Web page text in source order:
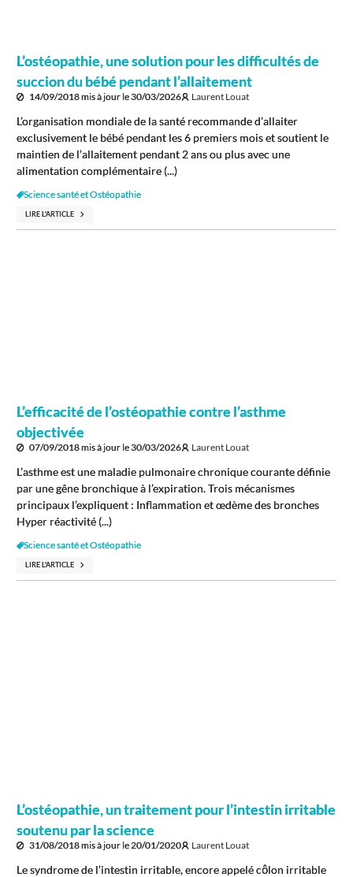
L’ostéopathie, une solution pour les difficultés de
succion du bébé pendant l’allaitement
14/09/2018mis à jour le30/03/2026 Laurent Louat
L’organisation mondiale de la santé recommande d’allaiter
exclusivement le bébé pendant les 6 premiers mois et soutient le
maintien de l’allaitement pendant 2 ans ou plus avec une
alimentation complémentaire (...)
Science santé et Ostéopathie
LIRE L'ARTICLE
L’efficacité de l’ostéopathie contre l’asthme
objectivée
07/09/2018mis à jour le30/03/2026 Laurent Louat
L’asthme est une maladie pulmonaire chronique courante définie
par une gêne bronchique à l’expiration. Trois mécanismes
principaux l’expliquent : Inflammation et œdème des bronches
Hyper réactivité (...)
Science santé et Ostéopathie
LIRE L'ARTICLE
L’ostéopathie, un traitement pour l’intestin irritable
soutenu par la science
31/08/2018mis à jour le 20/01/2020 Laurent Louat
Le syndrome de l’intestin irritable, encore appelé côlon irritable